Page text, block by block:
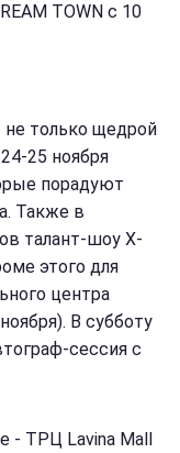
TOWN с 10
не только щедрой
25 ноября
порадуют
Также в
талант-шоу Х-
этого для
центра
В субботу
сессия с
- ТРЦ Lavina Mall